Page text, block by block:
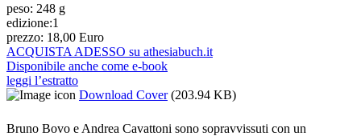
peso: 248 g
edizione:1
prezzo: 18,00 Euro
ACQUISTA ADESSO su athesiabuch.it
Disponibile anche come e-book
leggi l’estratto
Download Cover (203.94 KB)
Bruno Bovo e Andrea Cavattoni sono sopravvissuti con un